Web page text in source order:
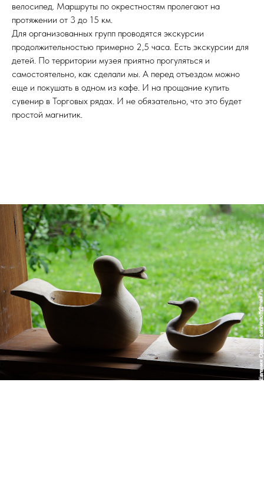
велосипед. Маршруты по окрестностям пролегают на
протяжении от 3 до 15 км.
Для организованных групп проводятся экскурсии
продолжительностью примерно 2,5 часа. Есть экскурсии для
детей. По территории музея приятно прогуляться и
самостоятельно, как сделали мы. А перед отъездом можно
еще и покушать в одном из кафе. И на прощание купить
сувенир в Торговых рядах. И не обязательно, что это будет
простой магнитик.